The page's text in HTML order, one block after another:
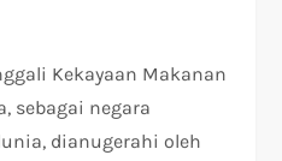
Kekayaan Makanan
sebagai negara
dianugerahi oleh